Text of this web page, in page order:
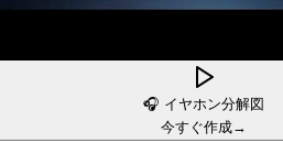
🎧 イヤホン分解図
今すぐ作成→